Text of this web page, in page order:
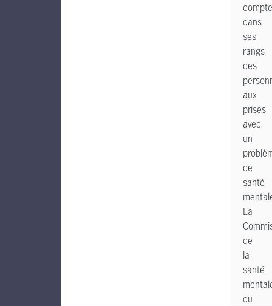
dans
ses
rangs
des
aux
prises
avec
un
de
santé
La
de
la
santé
du